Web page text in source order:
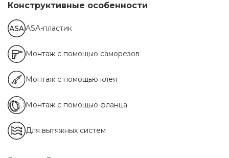
Конструктивные особенности
ASA-пластик
Монтаж с помощью саморезов
Монтаж с помощью клея
Монтаж с помощью фланца
Для вытяжных систем